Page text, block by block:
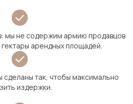
мы не содержим армию продавцов
арендных площадей.
сделаны так, чтобы максимально
издержки.